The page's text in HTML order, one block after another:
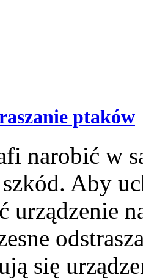
ptaków
narobić w
Aby
urządzenie
się